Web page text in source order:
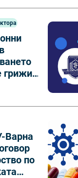
грижи
Варна
по